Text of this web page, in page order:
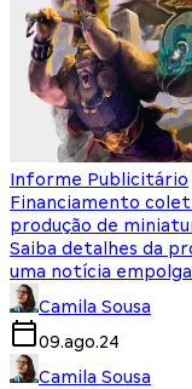
Informe Publicitário
Financiamento
produção de
Saiba detalhes da
uma notícia
Camila Sousa
09.ago.24
Camila Sousa